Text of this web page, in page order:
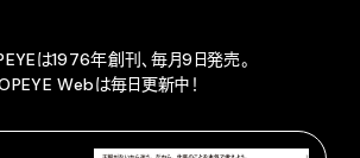
は1976年創刊、毎月9日発売。
Webは毎日更新中！